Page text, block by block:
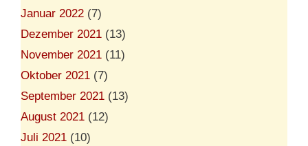
Januar 2022 (7)
Dezember 2021 (13)
November 2021 (11)
Oktober 2021 (7)
September 2021 (13)
August 2021 (12)
Juli 2021 (10)